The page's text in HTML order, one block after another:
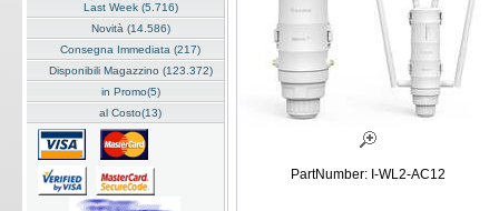
Last Week (5.716)
Novità (14.586)
Consegna Immediata (217)
Disponibili Magazzino (123.372)
in Promo(5)
al Costo(13)
PartNumber: I-WL2-AC12